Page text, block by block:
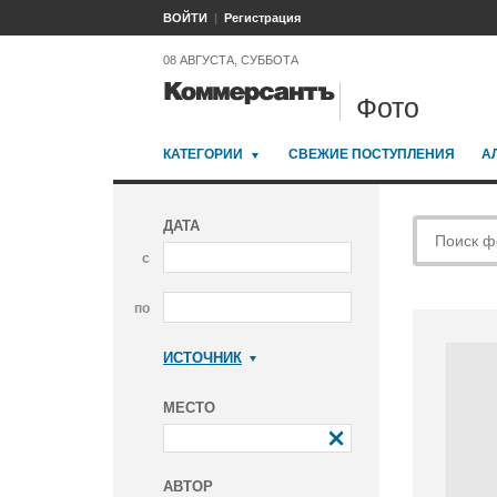
ВОЙТИ Регистрация
08 АВГУСТА, СУББОТА
Фото
КАТЕГОРИИ СВЕЖИЕ ПОСТУПЛЕНИЯ
ДАТА
с
по
ИСТОЧНИК
МЕСТО
АВТОР